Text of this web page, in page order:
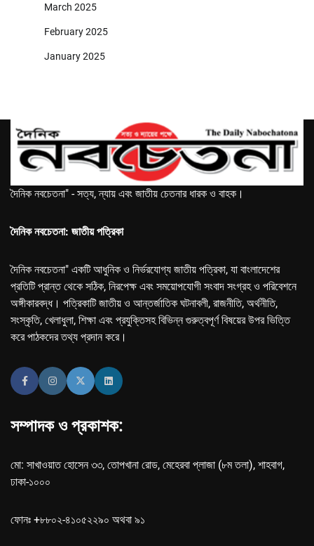
March 2025
February 2025
January 2025
দৈনিক নবচেতনা" - সত্য, ন্যায় এবং জাতীয় চেতনার ধারক ও বাহক।
দৈনিক নবচেতনা: জাতীয় পত্রিকা
দৈনিক নবচেতনা" একটি আধুনিক ও নির্ভরযোগ্য জাতীয় পত্রিকা, যা বাংলাদেশের
প্রতিটি প্রান্ত থেকে সঠিক, নিরপেক্ষ এবং সময়োপযোগী সংবাদ সংগ্রহ ও পরিবেশনে
অঙ্গীকারবদ্ধ। পত্রিকাটি জাতীয় ও আন্তর্জাতিক ঘটনাবলী, রাজনীতি, অর্থনীতি,
সংস্কৃতি, খেলাধুলা, শিক্ষা এবং প্রযুক্তিসহ বিভিন্ন গুরুত্বপূর্ণ বিষয়ের উপর ভিত্তি
করে পাঠকদের তথ্য প্রদান করে।
সম্পাদক ও প্রকাশক:
মো: সাখাওয়াত হোসেন ৩৩, তোপখানা রোড, মেহেরবা প্লাজা (৮ম তলা), শাহবাগ,
ঢাকা-১০০০
ফোনঃ +৮৮০২-৪১০৫২২৯০ অথবা ৯১